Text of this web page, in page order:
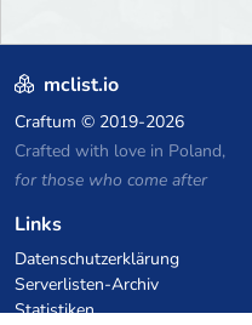
mclist.io
Craftum © 2019-2026
Crafted with love in Poland,
for those who come after
Links
Datenschutzerklärung
Serverlisten-Archiv
Statistiken